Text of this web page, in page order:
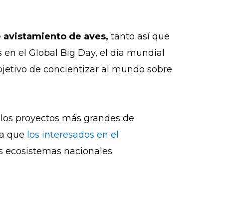
de aves, tanto así que
el Global Big Day, el día mundial
de concientizar al mundo sobre
proyectos más grandes de
que los interesados en el
nacionales.